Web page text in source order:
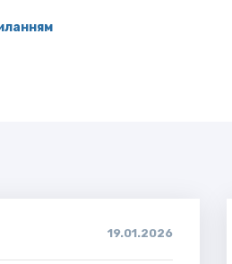
19.01.2026